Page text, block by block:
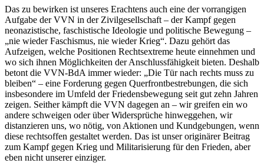
Das zu bewirken ist unseres Erachtens auch eine der vorrangigen
Aufgabe der VVN in der Zivilgesellschaft – der Kampf gegen
neonazistische, faschistische Ideologie und politische Bewegung –
„nie wieder Faschismus, nie wieder Krieg“. Dazu gehört das
Aufzeigen, welche Positionen Rechtsextreme heute einnehmen und
wo sich ihnen Möglichkeiten der Anschlussfähigkeit bieten. Deshalb
betont die VVN-BdA immer wieder: „Die Tür nach rechts muss zu
bleiben“ – eine Forderung gegen Querfrontbestrebungen, die sich
insbesondere im Umfeld der Friedensbewegung seit gut zehn Jahren
zeigen. Seither kämpft die VVN dagegen an – wir greifen ein wo
andere schweigen oder über Widersprüche hinweggehen, wir
distanzieren uns, wo nötig, von Aktionen und Kundgebungen, wenn
diese rechtsoffen gestaltet werden. Das ist unser originärer Beitrag
zum Kampf gegen Krieg und Militarisierung für den Frieden, aber
eben nicht unserer einziger.